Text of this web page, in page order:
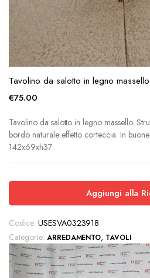
Tavolino da salotto in legno massello
€75.00
Tavolino da salotto in legno massello.
bordo naturale effetto corteccia. In
142x69xh37
Aggiungi alla
Codice: USESVA0323918
Categorie: ARREDAMENTO, TAVOLI